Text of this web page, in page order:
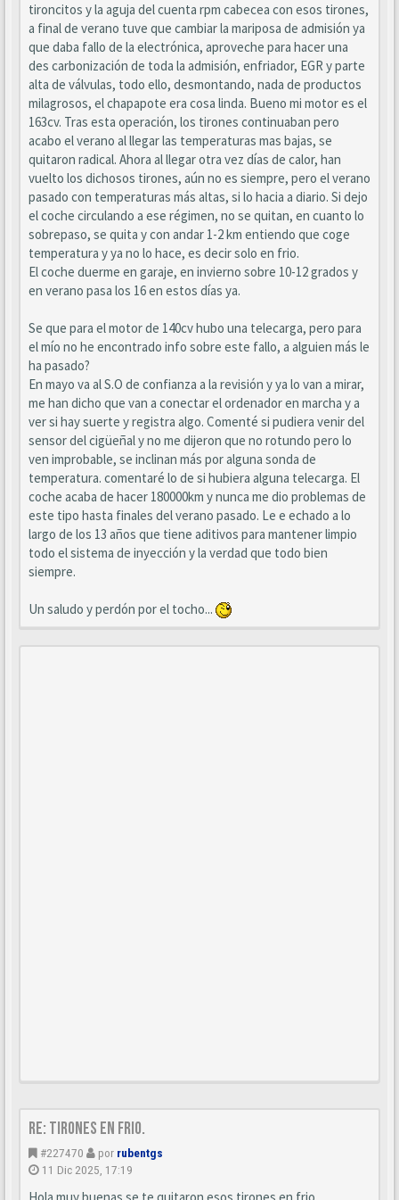
tironcitos y la aguja del cuenta rpm cabecea con esos tirones,
a final de verano tuve que cambiar la mariposa de admisión ya
que daba fallo de la electrónica, aproveche para hacer una
des carbonización de toda la admisión, enfriador, EGR y parte
alta de válvulas, todo ello, desmontando, nada de productos
milagrosos, el chapapote era cosa linda. Bueno mi motor es el
163cv. Tras esta operación, los tirones continuaban pero
acabo el verano al llegar las temperaturas mas bajas, se
quitaron radical. Ahora al llegar otra vez días de calor, han
vuelto los dichosos tirones, aún no es siempre, pero el verano
pasado con temperaturas más altas, si lo hacia a diario. Si dejo
el coche circulando a ese régimen, no se quitan, en cuanto lo
sobrepaso, se quita y con andar 1-2 km entiendo que coge
temperatura y ya no lo hace, es decir solo en frio.
El coche duerme en garaje, en invierno sobre 10-12 grados y
en verano pasa los 16 en estos días ya.
Se que para el motor de 140cv hubo una telecarga, pero para
el mío no he encontrado info sobre este fallo, a alguien más le
ha pasado?
En mayo va al S.O de confianza a la revisión y ya lo van a mirar,
me han dicho que van a conectar el ordenador en marcha y a
ver si hay suerte y registra algo. Comenté si pudiera venir del
sensor del cigüeñal y no me dijeron que no rotundo pero lo
ven improbable, se inclinan más por alguna sonda de
temperatura. comentaré lo de si hubiera alguna telecarga. El
coche acaba de hacer 180000km y nunca me dio problemas de
este tipo hasta finales del verano pasado. Le e echado a lo
largo de los 13 años que tiene aditivos para mantener limpio
todo el sistema de inyección y la verdad que todo bien
siempre.
Un saludo y perdón por el tocho...
Re: Tirones en frio.
#227470 por rubentgs
11 Dic 2025, 17:19